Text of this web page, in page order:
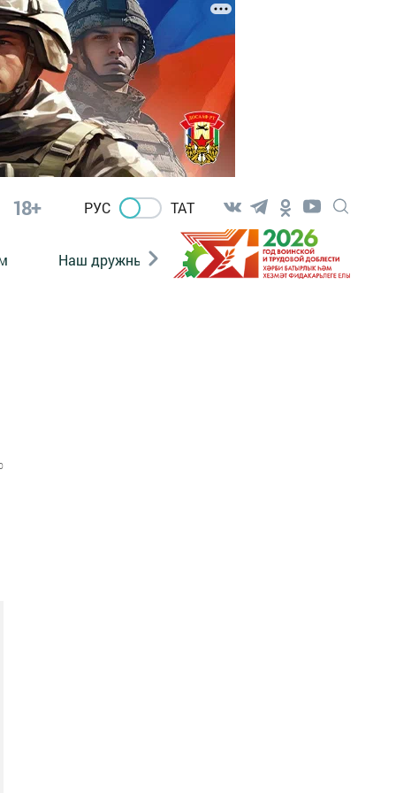
18+ РУС ТАТ
Наш дружный коллектив Документы